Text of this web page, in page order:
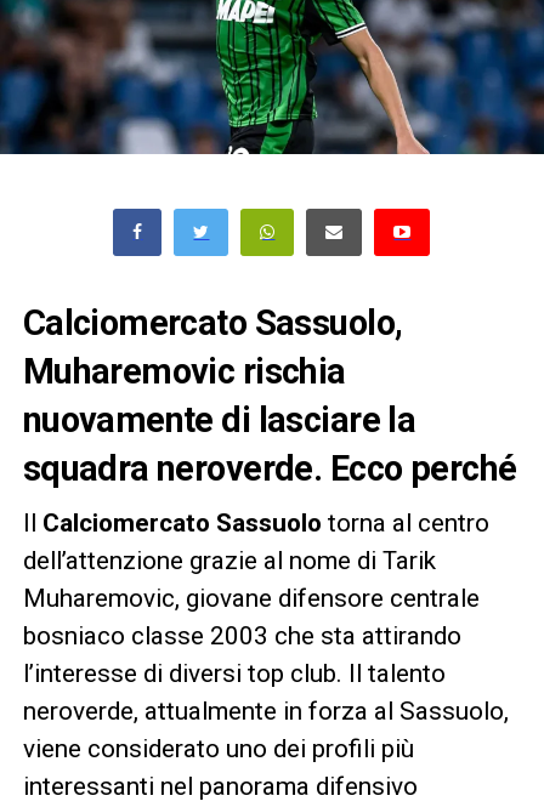
Calciomercato Sassuolo,
Muharemovic rischia
nuovamente di lasciare la
squadra neroverde. Ecco perché
Il Calciomercato Sassuolo torna al centro
dell’attenzione grazie al nome di Tarik
Muharemovic, giovane difensore centrale
bosniaco classe 2003 che sta attirando
l’interesse di diversi top club. Il talento
neroverde, attualmente in forza al Sassuolo,
viene considerato uno dei profili più
interessanti nel panorama difensivo